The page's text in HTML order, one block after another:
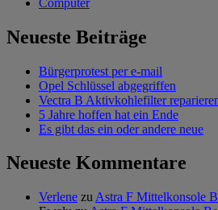
Neueste Beiträge
Bürgerprotest per e-mail
Opel Schlüssel abgegriffen
Vectra B Aktivkohlefilter
5 Jahre hoffen hat ein Ende
Es gibt das ein oder andere neue
Neueste Kommentare
Verlene zu Astra F Mittelkonsole